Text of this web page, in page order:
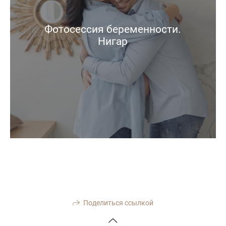
Фотосессия беременности.
Нигар
Поделиться ссылкой